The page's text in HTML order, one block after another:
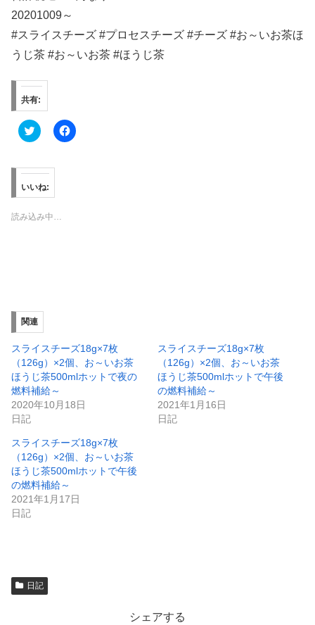
20201009～
#スライスチーズ #プロセスチーズ #チーズ #お～いお茶ほ
うじ茶 #お～いお茶 #ほうじ茶
共有:
ク
リ
し
て
T
w
i
t
ウ
ィ
ン
ウ
で
開
き
ま
す
)
F
a
い
(
新
し
ィ
ン
で
開
き
ま
す
いいね:
読み込み中…
関連
スライスチーズ18g×7枚
（126g）×2個、お～いお茶
ほうじ茶500mlホットで夜の
燃料補給～
2020年10月18日
日記
スライスチーズ18g×7枚
（126g）×2個、お～いお茶
ほうじ茶500mlホットで午後
の燃料補給～
2021年1月16日
日記
スライスチーズ18g×7枚
（126g）×2個、お～いお茶
ほうじ茶500mlホットで午後
の燃料補給～
2021年1月17日
日記
日記
シェアする